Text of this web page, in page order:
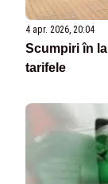
4 apr. 2026, 20:04
Scumpiri în
tarifele